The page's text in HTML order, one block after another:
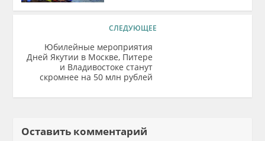
СЛЕДУЮЩЕЕ
Юбилейные мероприятия
Дней Якутии в Москве, Питере
и Владивостоке станут
скромнее на 50 млн рублей
Оставить комментарий